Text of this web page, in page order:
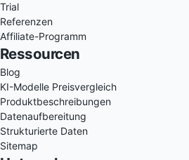
Trial
Referenzen
Affiliate-Programm
Ressourcen
Blog
KI-Modelle Preisvergleich
Produktbeschreibungen
Datenaufbereitung
Strukturierte Daten
Sitemap